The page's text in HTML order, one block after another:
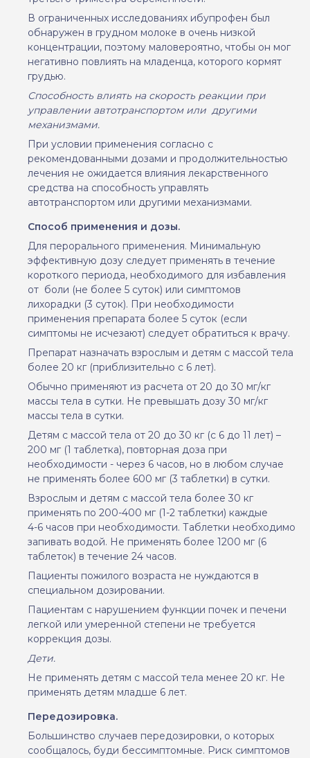
В ограниченных исследованиях ибупрофен был
обнаружен в грудном молоке в очень низкой
концентрации, поэтому маловероятно, чтобы он мог
негативно повлиять на младенца, которого кормят
грудью.
Способность влиять на скорость реакции при
управлении автотранспортом или другими
механизмами.
При условии применения согласно с
рекомендованными дозами и продолжительностью
лечения не ожидается влияния лекарственного
средства на способность управлять
автотранспортом или другими механизмами.
Способ применения и дозы.
Для перорального применения. Минимальную
эффективную дозу следует применять в течение
короткого периода, необходимого для избавления
от боли (не более 5 суток) или симптомов
лихорадки (3 суток). При необходимости
применения препарата более 5 суток (если
симптомы не исчезают) следует обратиться к врачу.
Препарат назначать взрослым и детям с массой тела
более 20 кг (приблизительно с 6 лет).
Обычно применяют из расчета от 20 до 30 мг/кг
массы тела в сутки. Не превышать дозу 30 мг/кг
массы тела в сутки.
Детям с массой тела от 20 до 30 кг (с 6 до 11 лет) –
200 мг (1 таблетка), повторная доза при
необходимости - через 6 часов, но в любом случае
не применять более 600 мг (3 таблетки) в сутки.
Взрослым и детям с массой тела более 30 кг
применять по 200-400 мг (1-2 таблетки) каждые
4-6 часов при необходимости. Таблетки необходимо
запивать водой. Не применять более 1200 мг (6
таблеток) в течение 24 часов.
Пациенты пожилого возраста не нуждаются в
специальном дозировании.
Пациентам с нарушением функции почек и печени
легкой или умеренной степени не требуется
коррекция дозы.
Дети.
Не применять детям с массой тела менее 20 кг. Не
применять детям младше 6 лет.
Передозировка.
Большинство случаев передозировки, о которых
сообщалось, буди бессимптомные. Риск симптомов